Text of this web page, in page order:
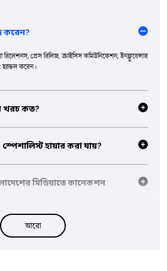
করেন?
রিলেশনস, প্রেস রিলিজ, ক্রাইসিস কমিউনিকেশন, ইনফ্লুয়েন্সার
করেন।
খরচ কত?
উপর নির্ভর করে।হায়ার করা যায়?
বাজ ক্রিয়েশন।মিডিয়াতে কানেকশন
মিডিয়া আউটলেট, সাংবাদিক, ব্লগার আর ডিজিটাল
থাকে।আরো